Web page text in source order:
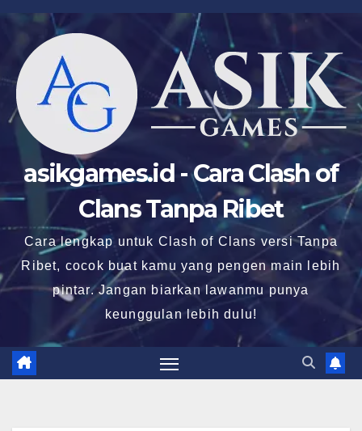
content
asikgames.id - Cara Clash of
Clans Tanpa Ribet
Cara lengkap untuk Clash of Clans versi Tanpa
Ribet, cocok buat kamu yang pengen main lebih
pintar. Jangan biarkan lawanmu punya
keunggulan lebih dulu!